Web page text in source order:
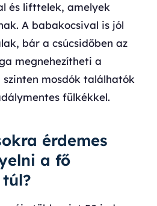
és lifttelek, amelyek
A babakocsival is jól
bár a csúcsidőben az
megnehezítheti a
szinten mosdók találhatók
fülkékkel.
érdemes
a fő